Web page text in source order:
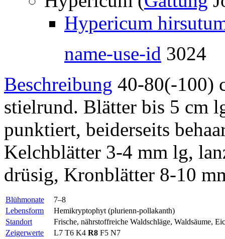
Hypericum
name-use-id 3024
Beschreibung 40-80(-100)
stielrund. Blätter bis 5 cm
punktiert, beiderseits
Kelchblätter 3-4 mm lg,
drüsig, Kronblätter 8-10
Blühmonate
7–8
Lebensform
Hemikryptophyt (plurienn-pollakanth)
Standort
Frische, nährstoffreiche Waldschläge, Waldsäume,
Zeigerwerte
L7 T6 K4 R8 F5 N7